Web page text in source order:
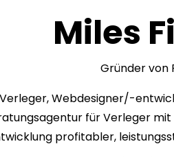
Miles
Gründer von
Webdesigner/-
für Verleger
profitabler,